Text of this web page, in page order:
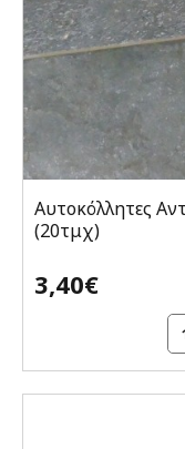
Αυτοκόλλητες
(20τμχ)
3,40€